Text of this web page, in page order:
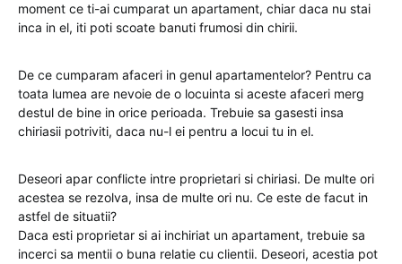
moment ce ti-ai cumparat un apartament, chiar daca nu stai
inca in el, iti poti scoate banuti frumosi din chirii.
De ce cumparam afaceri in genul apartamentelor? Pentru ca
toata lumea are nevoie de o locuinta si aceste afaceri merg
destul de bine in orice perioada. Trebuie sa gasesti insa
chiriasii potriviti, daca nu-l ei pentru a locui tu in el.
Deseori apar conflicte intre proprietari si chiriasi. De multe ori
acestea se rezolva, insa de multe ori nu. Ce este de facut in
astfel de situatii?
Daca esti proprietar si ai inchiriat un apartament, trebuie sa
incerci sa mentii o buna relatie cu clientii. Deseori, acestia pot